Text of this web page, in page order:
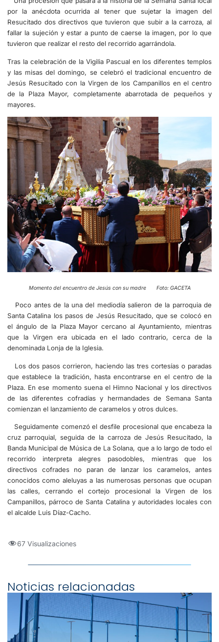
por la anécdota ocurrida al tener que sujetar la imagen del
Resucitado dos directivos que tuvieron que subir a la carroza, al
fallar la sujeción y estar a punto de caerse la imagen, por lo que
tuvieron que realizar el resto del recorrido agarrándola.
Tras la celebración de la Vigilia Pascual en los diferentes templos
y las misas del domingo, se celebró el tradicional encuentro de
Jesús Resucitado con la Virgen de los Campanillos en el centro
de la Plaza Mayor, completamente abarrotada de pequeños y
mayores.
Momento del encuentro de Jesús con su madre Foto: GACETA
Poco antes de la una del mediodía salieron de la parroquia de
Santa Catalina los pasos de Jesús Resucitado, que se colocó en
el ángulo de la Plaza Mayor cercano al Ayuntamiento, mientras
que la Virgen era ubicada en el lado contrario, cerca de la
denominada Lonja de la Iglesia.
Los dos pasos corrieron, haciendo las tres cortesías o paradas
que establece la tradición, hasta encontrarse en el centro de la
Plaza. En ese momento suena el Himno Nacional y los directivos
de las diferentes cofradías y hermandades de Semana Santa
comienzan el lanzamiento de caramelos y otros dulces.
Seguidamente comenzó el desfile procesional que encabeza la
cruz parroquial, seguida de la carroza de Jesús Resucitado, la
Banda Municipal de Música de La Solana, que a lo largo de todo el
recorrido interpreta alegres pasodobles, mientras que los
directivos cofrades no paran de lanzar los caramelos, antes
conocidos como aleluyas a las numerosas personas que ocupan
las calles, cerrando el cortejo procesional la Virgen de los
Campanillos, párroco de Santa Catalina y autoridades locales con
el alcalde Luis Díaz-Cacho.
67 Visualizaciones
Noticias relacionadas